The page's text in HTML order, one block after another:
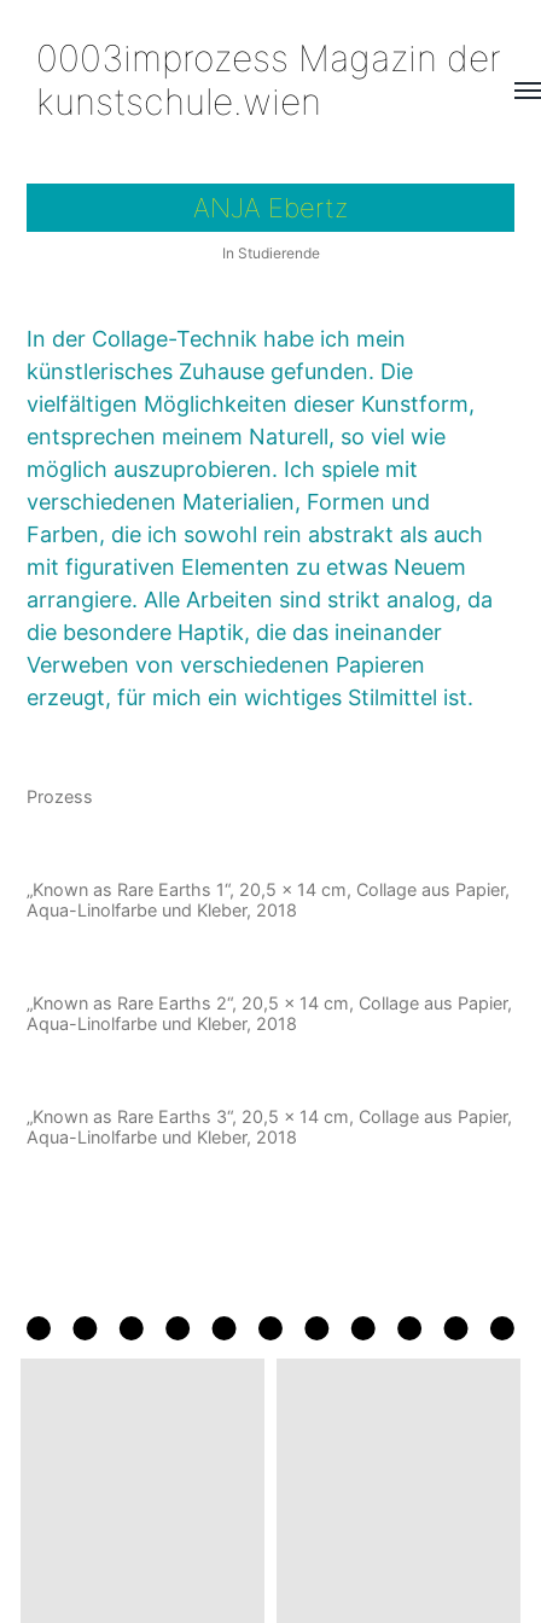
0003improzess Magazin der
kunstschule.wien
ANJA Ebertz
In Studierende
In der Collage-Technik habe ich mein
künstlerisches Zuhause gefunden. Die
vielfältigen Möglichkeiten dieser Kunstform,
entsprechen meinem Naturell, so viel wie
möglich auszuprobieren. Ich spiele mit
verschiedenen Materialien, Formen und
Farben, die ich sowohl rein abstrakt als auch
mit figurativen Elementen zu etwas Neuem
arrangiere. Alle Arbeiten sind strikt analog, da
die besondere Haptik, die das ineinander
Verweben von verschiedenen Papieren
erzeugt, für mich ein wichtiges Stilmittel ist.
Prozess
„Known as Rare Earths 1“, 20,5 x 14 cm, Collage aus Papier,
Aqua-Linolfarbe und Kleber, 2018
„Known as Rare Earths 2“, 20,5 x 14 cm, Collage aus Papier,
Aqua-Linolfarbe und Kleber, 2018
„Known as Rare Earths 3“, 20,5 x 14 cm, Collage aus Papier,
Aqua-Linolfarbe und Kleber, 2018